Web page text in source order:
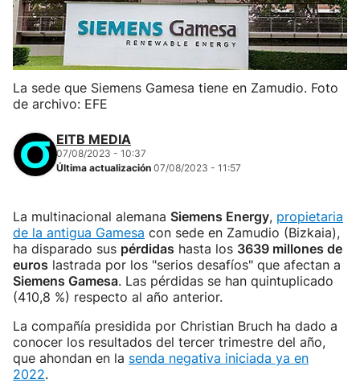
La sede que Siemens Gamesa tiene en Zamudio. Foto
de archivo: EFE
EITB MEDIA
07/08/2023 - 10:37
Última actualización 07/08/2023 - 11:57
La multinacional alemana Siemens Energy, propietaria
de la antigua Gamesa con sede en Zamudio (Bizkaia),
ha disparado sus pérdidas hasta los 3639 millones de
euros lastrada por los "serios desafíos" que afectan a
Siemens Gamesa. Las pérdidas se han quintuplicado
(410,8 %) respecto al año anterior.
La compañía presidida por Christian Bruch ha dado a
conocer los resultados del tercer trimestre del año,
que ahondan en la senda negativa iniciada ya en
2022.